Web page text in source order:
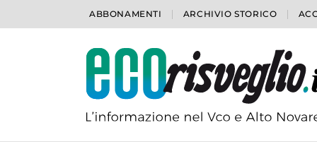
ABBONAMENTI ARCHIVIO STORICO